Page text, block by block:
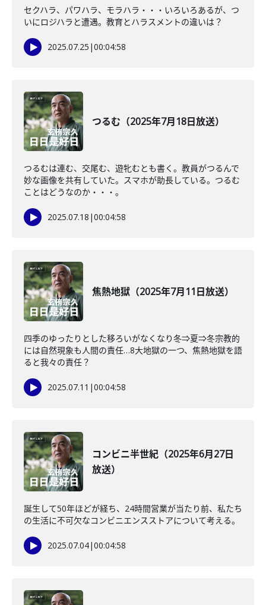
セクハラ、パワハラ、モラハラ・・・いろいろあるが、つ
いにロジハラと遭遇。教育とハラスメントの違いは？
2025.07.25 |00:04:58
つるむ（2025年7月18日放送）
つるむは連む、交尾む、遊牝むとも書く。教員がつるんで
妙な画像を共有していた。スマホが助長している。つるむ
ことはどうなのか・・・。
2025.07.18 |00:04:58
焦熱地獄（2025年7月11日放送）
四季のゆったりとした移ろいがなくなり冬⇒夏⇒冬宗教的
には自然現象も人間の責任…8大地獄の一つ、焦熱地獄を語
ると我々の責任？
2025.07.11 |00:04:58
コンビニ半世紀（2025年6月27日
放送）
誕生して50年ほどが経ち、24時間営業が当たり前、私たち
の生活に不可欠なコンビニエンスストアについて考える。
2025.07.04|00:04:58